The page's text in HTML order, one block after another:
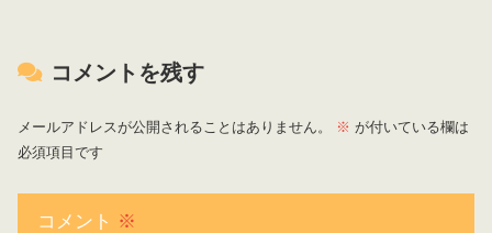
コメントを残す
メールアドレスが公開されることはありません。 ※ が付いている欄は
必須項目です
コメント ※